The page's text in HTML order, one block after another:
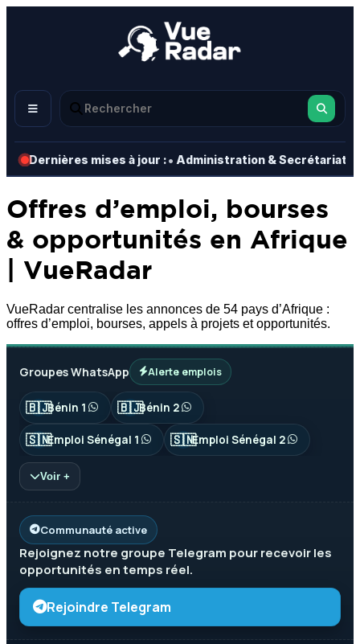
Dernières mises à jour :• Administration & Secrétariat
Offres d’emploi, bourses
& opportunités en Afrique
| VueRadar
VueRadar centralise les annonces de 54 pays d’Afrique :
offres d’emploi, bourses, appels à projets et opportunités.
Groupes WhatsApp Alerte emplois
🇧🇯Bénin 1 🇧🇯Bénin 2
🇸🇳Emploi Sénégal 1 🇸🇳Emploi Sénégal 2
Voir +
Communauté active
Rejoignez notre groupe Telegram pour recevoir les
opportunités en temps réel.
Rejoindre Telegram